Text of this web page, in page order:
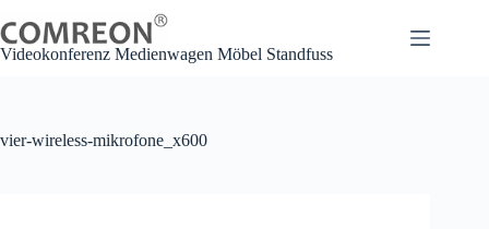
Inhalt
springen
Videokonferenz Medienwagen Möbel Standfuss
vier-wireless-mikrofone_x600